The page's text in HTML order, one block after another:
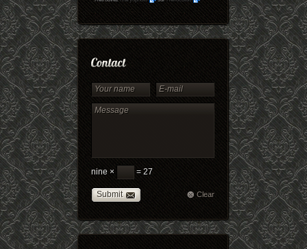
nine × = 27
Submit Clear